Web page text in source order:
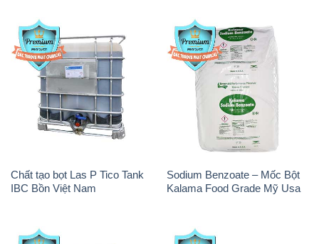
Chất tạo bọt Las P Tico Tank
IBC Bồn Việt Nam
Sodium Benzoate – Mốc Bột
Kalama Food Grade Mỹ Usa